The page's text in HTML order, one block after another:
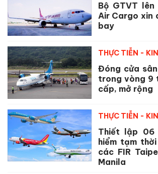
Bộ GTVT
Air Cargo xin
bay
THỰC TIỄN -
Đóng cửa
trong vòng 9
cấp, mở rộng
THỰC TIỄN -
Thiết lập 06
hiểm tạm
các FIR
Manila